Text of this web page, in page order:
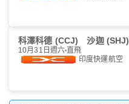
科澤科德 (CCJ) 沙迦 (SHJ)
10月31日週六 直飛
印度快運航空